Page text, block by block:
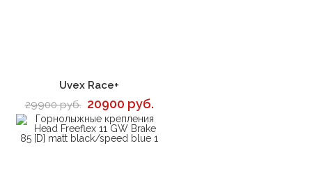
В корзину
Uvex Race+
29900 руб. 20900 руб.